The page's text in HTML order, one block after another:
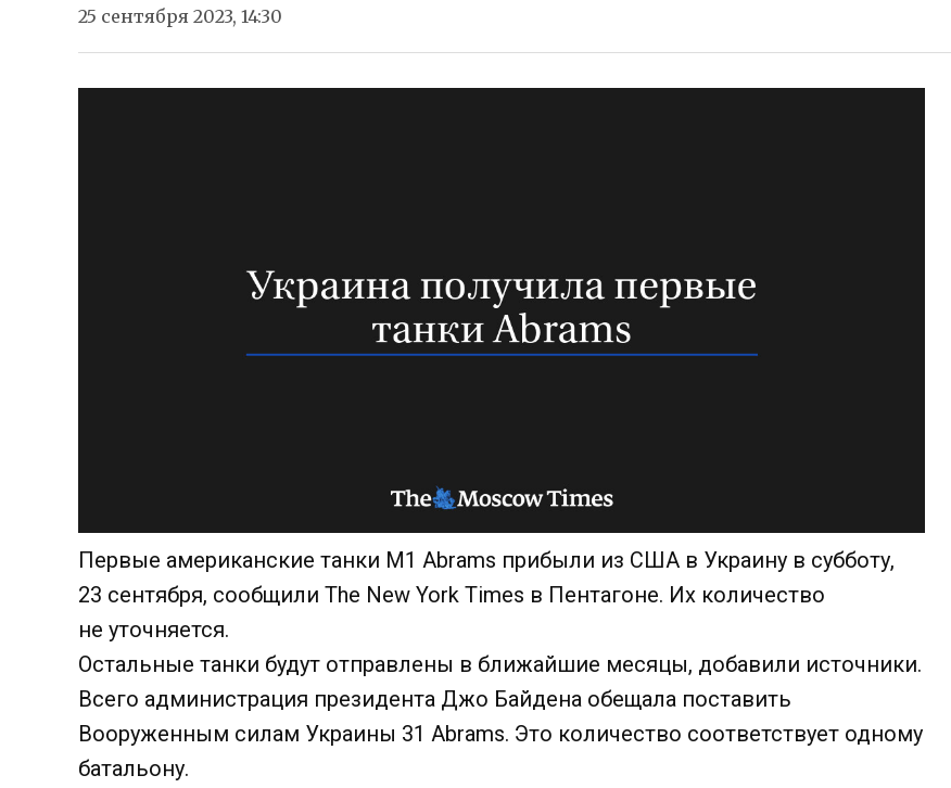
25 сентября 2023, 14:30
Первые американские танки M1 Abrams прибыли из США в Украину в субботу,
23 сентября, сообщили The New York Times в Пентагоне. Их количество
не уточняется.
Остальные танки будут отправлены в ближайшие месяцы, добавили источники.
Всего администрация президента Джо Байдена обещала поставить
Вооруженным силам Украины 31 Abrams. Это количество соответствует одному
батальону.